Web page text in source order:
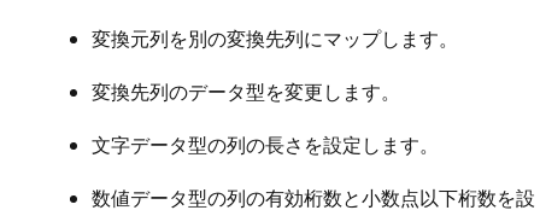
変換元列を別の変換先列にマップします。
変換先列のデータ型を変更します。
文字データ型の列の長さを設定します。
数値データ型の列の有効桁数と小数点以下桁数を設